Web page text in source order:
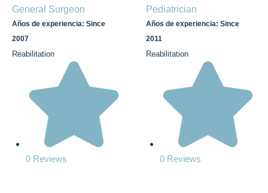
General Surgeon
Años de experiencia: Since
2007
Reabilitation
0 Reviews
Pediatrician
Años de experiencia: Since
2011
Reabilitation
0 Reviews